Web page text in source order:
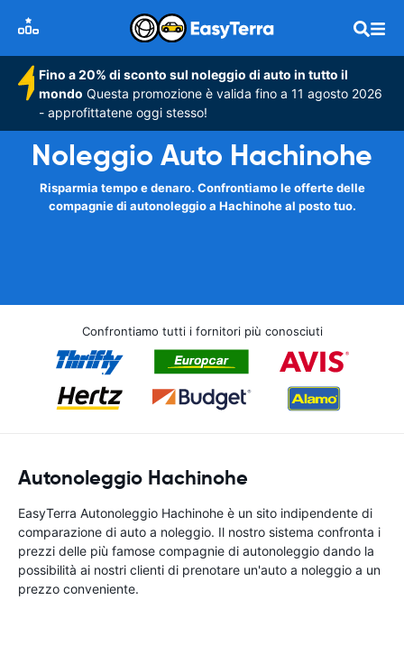
Fino a 20% di sconto sul noleggio di auto in tutto il
mondo Questa promozione è valida fino a 11 agosto 2026
- approfittatene oggi stesso!
Noleggio Auto Hachinohe
Risparmia tempo e denaro. Confrontiamo le offerte delle
compagnie di autonoleggio a Hachinohe al posto tuo.
Confrontiamo tutti i fornitori più conosciuti
Autonoleggio Hachinohe
EasyTerra Autonoleggio Hachinohe è un sito indipendente di
comparazione di auto a noleggio. Il nostro sistema confronta i
prezzi delle più famose compagnie di autonoleggio dando la
possibilità ai nostri clienti di prenotare un'auto a noleggio a un
prezzo conveniente.